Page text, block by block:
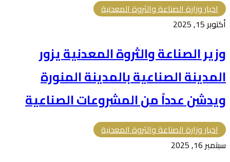
اخبار وزارة الصناعة والثروة المعدنية
أكتوبر 15, 2025
وزير الصناعة والثروة المعدنية يزور
المدينة الصناعية بالمدينة المنورة
ويدشن عدداً من المشروعات الصناعية
اخبار وزارة الصناعة والثروة المعدنية
سبتمبر 16, 2025